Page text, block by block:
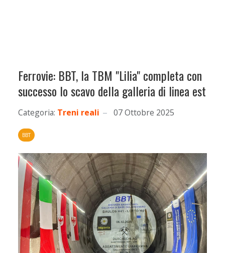
Ferrovie: BBT, la TBM "Lilia" completa con
successo lo scavo della galleria di linea est
Categoria: Treni reali 07 Ottobre 2025
BBT